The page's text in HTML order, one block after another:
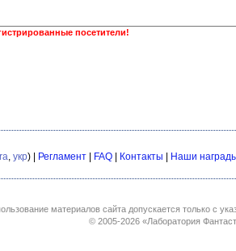
посетители!
, укр) | Регламент FAQ Контакты Наши
материалов сайта допускается только с
© 2005-2026 «Лаборатория